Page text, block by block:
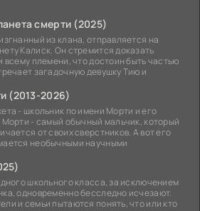
смерти (2025)
из клана, отправляется на
Калиск. Он стремится доказать
всему племени, что достоин быть частью
загадочную девушку Тию и
(2013-2026)
- школьник по имени Морти и его
Морти - самый обычный мальчик, который
от своих сверстников. А вот его
необычными научными
школьного класса, за исключением
одновременно бесследно исчезают.
и семьи пытаются понять, что или кто